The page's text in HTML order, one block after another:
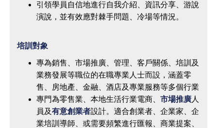
引領學員自信地進行自我介紹、資訊分享、游說
演說，並有效應對棘手問題、冷場等情況。
培訓對象
專為銷售、市場推廣、管理、客戶關係、培訓及
業務發展等職位的在職專業人士而設，涵蓋零
售、房地產、金融、酒店及專業服務等多個行業
專門為零售業、本地生活行業電商、 市場推廣人
員及有意創業者設計。適合創業者、企業家、企
業培訓導師、或需要頻繁進行匯報、商業提案、